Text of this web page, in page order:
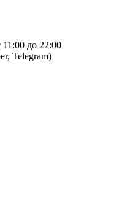
до 22:00
Telegram)